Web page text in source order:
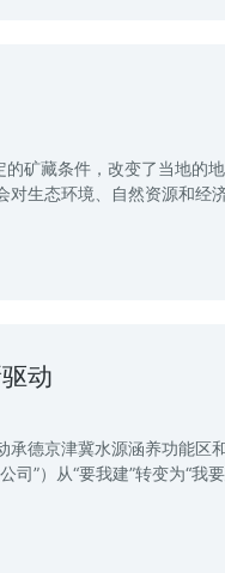
矿藏条件，改变了当地
对生态环境、自然资源和
动
承德京津冀水源涵养功能
司”）从“要我建”转变为“